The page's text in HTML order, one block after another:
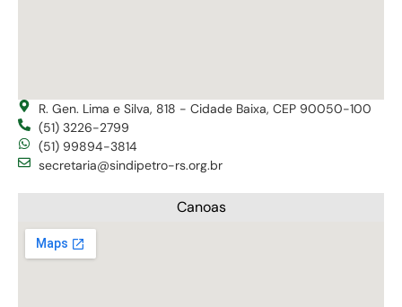
R. Gen. Lima e Silva, 818 - Cidade Baixa, CEP 90050-100
(51) 3226-2799
(51) 99894-3814
secretaria@sindipetro-rs.org.br
Canoas